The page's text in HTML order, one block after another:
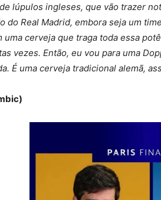
lúpulos ingleses, que vão trazer
do Real Madrid, embora seja um
cerveja que traga toda essa
vezes. Então, eu vou para uma
É uma cerveja tradicional alemã,